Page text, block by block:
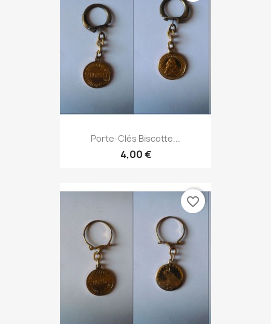
Porte-Clés Biscotte...
4,00 €
favorite_border